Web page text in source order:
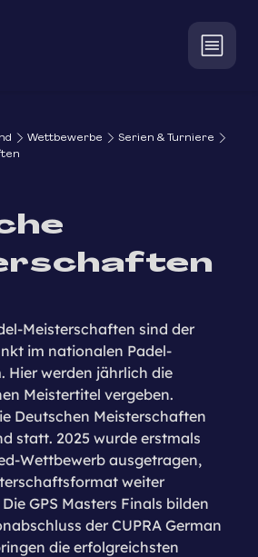
Wettbewerbe
Serien & Turniere
Meisterschaften sind der
im nationalen Padel-
Hier werden jährlich die
Meistertitel vergeben.
Deutschen Meisterschaften
statt. 2025 wurde erstmals
Wettbewerb ausgetragen,
weiter
GPS Masters Finals bilden
der CUPRA German
die erfolgreichsten